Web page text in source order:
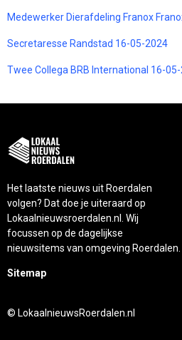
Medewerker Dierafdeling Franox
Secretaresse Randstad 16-05-2024
Twee Collega BRB International 16-
Het laatste nieuws uit Roerdalen
volgen? Dat doe je uiteraard op
Lokaalnieuwsroerdalen.nl. Wij
focussen op de dagelijkse
nieuwsitems van omgeving Roerdalen.
Sitemap
© LokaalnieuwsRoerdalen.nl